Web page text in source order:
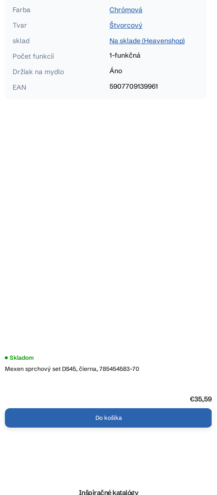
Farba
Chrómová
Tvar
Štvorcový
sklad
Na sklade (Heavenshop)
Počet funkcií
1-funkčná
Držiak na mydlo
Áno
EAN
5907709139961
Mexen sprchový set DS45, čierna, 785454583-70
Skladom
€35,59
Do košíka
Inšpiračné katalógy